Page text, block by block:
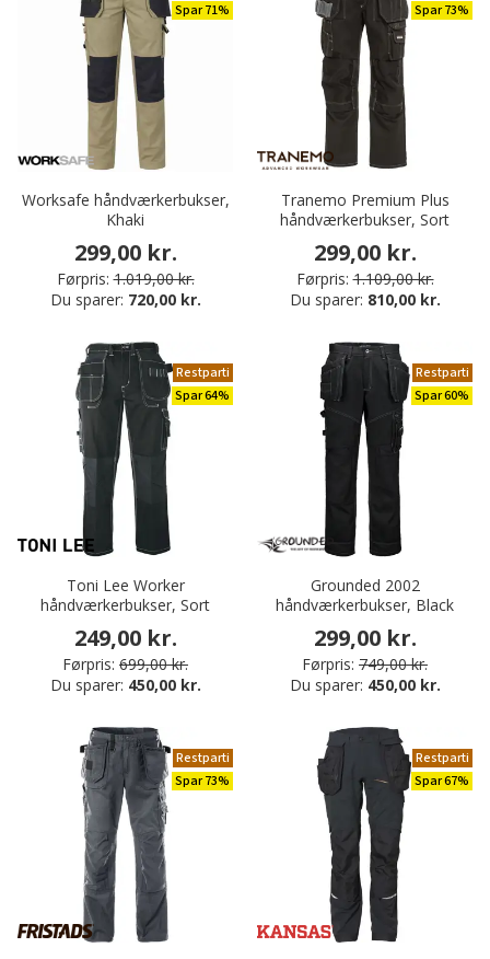
Spar 71%
Worksafe håndværkerbukser,
Khaki
299,00 kr.
Førpris: 1.019,00 kr.
Du sparer: 720,00 kr.
Spar 73%
Tranemo Premium Plus
håndværkerbukser, Sort
299,00 kr.
Førpris: 1.109,00 kr.
Du sparer: 810,00 kr.
Restparti
Spar 64%
Toni Lee Worker
håndværkerbukser, Sort
249,00 kr.
Førpris: 699,00 kr.
Du sparer: 450,00 kr.
Restparti
Spar 60%
Grounded 2002
håndværkerbukser, Black
299,00 kr.
Førpris: 749,00 kr.
Du sparer: 450,00 kr.
Restparti
Spar 73%
Restparti
Spar 67%